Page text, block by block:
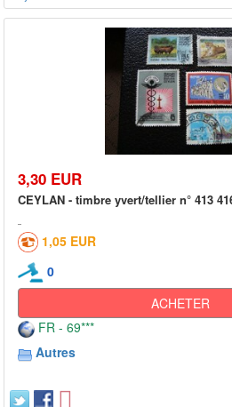
3,30 EUR
CEYLAN - timbre yvert/tellier n° 413
1,05 EUR
0
ACHETER
FR - 69***
Autres